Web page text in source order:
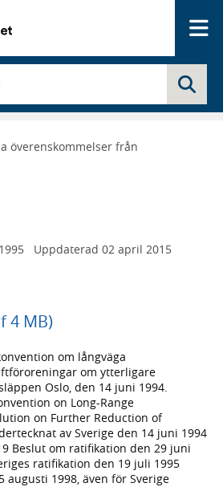
överenskommelser från
Uppdaterad 02 april 2015
4 MB)
om långväga
om ytterligare
Oslo, den 14 juni 1994.
on Long-Range
on Further Reduction of
av Sverige den 14 juni 1994
Beslut om ratifikation den 29 juni
ratifikation den 19 juli 1995
augusti 1998, även för Sverige